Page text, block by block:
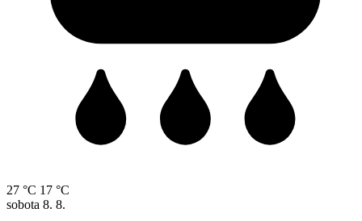
27 °C 17 °C
sobota 8. 8.